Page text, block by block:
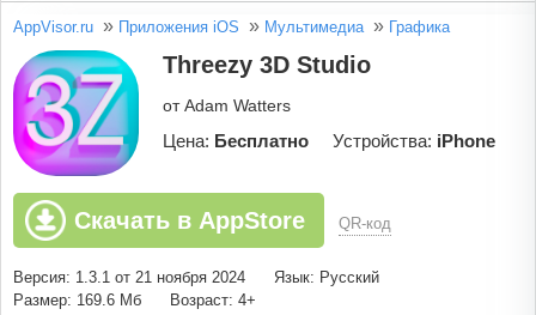
AppVisor.ru » Приложения iOS » Мультимедиа » Графика
Threezy 3D Studio
от Adam Watters
Цена: Бесплатно Устройства: iPhone
Скачать в AppStore QR-код
Версия: 1.3.1 от 21 ноября 2024
Язык: Русский
Размер: 169.6 Мб
Возраст: 4+